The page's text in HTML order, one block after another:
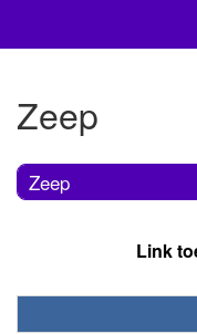
Zeep
Zeep
Link